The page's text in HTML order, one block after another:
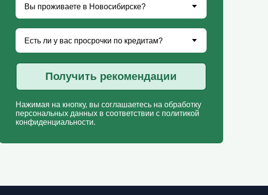
Получить рекомендации
Нажимая на кнопку, вы соглашаетесь на обработку
персональных данных в соответствии с политикой
конфиденциальности.